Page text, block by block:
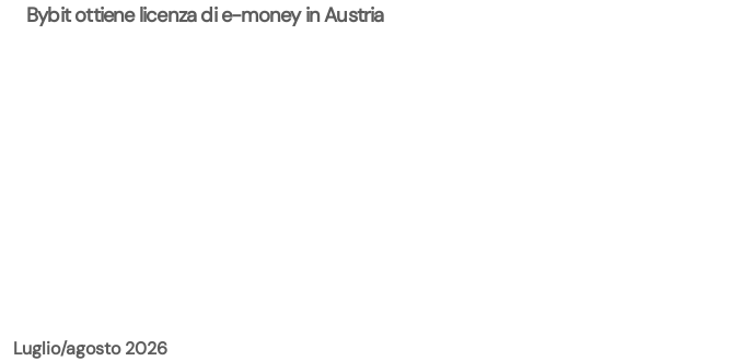
Bybit ottiene licenza di e-money in Austria
Luglio/agosto 2026